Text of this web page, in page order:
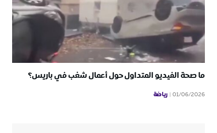
ما صحة الفيديو المتداول حول أعمال شغب في باريس؟
01/06/2026 رياضة